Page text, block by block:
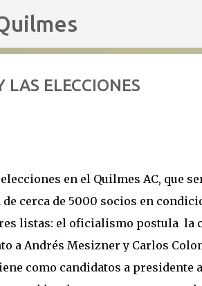
LAS ELECCIONES
en el Quilmes AC, que
cerca de 5000 socios en
listas: el oficialismo postula la
a Andrés Mesizner y Carlos
como candidatos a presidente